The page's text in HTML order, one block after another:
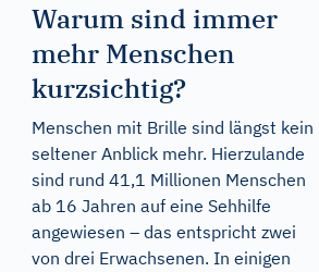
Warum sind immer
mehr Menschen
kurzsichtig?
Menschen mit Brille sind längst kein
seltener Anblick mehr. Hierzulande
sind rund 41,1 Millionen Menschen
ab 16 Jahren auf eine Sehhilfe
angewiesen – das entspricht zwei
von drei Erwachsenen. In einigen